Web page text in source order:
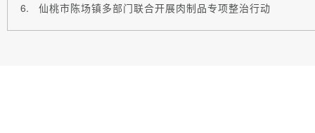
仙桃市陈场镇多部门联合开展肉制品专项整治行动